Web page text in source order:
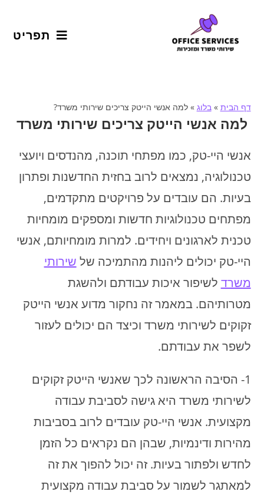
תפריט
דף הבית »בלוג »למה אנשי הייטק צריכים שירותי משרד?
למה אנשי הייטק צריכים שירותי משרד
אנשי היי-טק, כמו מפתחי תוכנה, מהנדסים ויועצי
טכנולוגיה, נמצאים לרוב בחזית החדשנות ופתרון
בעיות. הם עובדים על פרויקטים מתקדמים,
מפתחים טכנולוגיות חדשות ומספקים מומחיות
טכנית לארגונים ויחידים. למרות מומחיותם, אנשי
היי-טק יכולים ליהנות מהתמיכה של שירותי
משרד לשיפור איכות עבודתם ולהשגת
מטרותיהם. במאמר זה נחקור מדוע אנשי הייטק
זקוקים לשירותי משרד וכיצד הם יכולים לעזור
לשפר את עבודתם.
1- הסיבה הראשונה לכך שאנשי הייטק זקוקים
לשירותי משרד היא גישה לסביבת עבודה
מקצועית. אנשי היי-טק עובדים לרוב בסביבות
מהירות ודינמיות, שבהן הם נקראים כל הזמן
לחדש ולפתור בעיות. זה יכול להפוך את זה
למאתגר לשמור על סביבת עבודה מקצועית